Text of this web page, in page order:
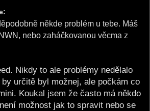
někde problém u tebe. Máš
nebo zaháčkovanou věcma z
Nikdy to ale problémy nedělalo
určitě byl možnej, ale počkám co
Koukal jsem že často má někdo
možnost jak to spravit nebo se